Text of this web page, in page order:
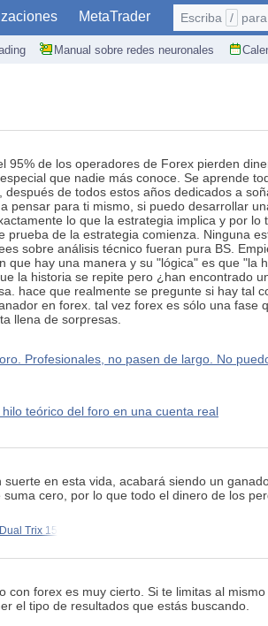
MetaTrader
Manual sobre redes neuronales
Escriba /
95% de los operadores de Forex pierden
que nadie más conoce. Se aprende
de todos estos años dedicados a
pensar para ti mismo, si puedo desarrollar
lo que la estrategia implica y por
de la estrategia comienza. Ninguna
sobre análisis técnico fueran pura BS.
hay una manera y su "lógica" es que
la historia se repite pero ¿han encontrado
hace que realmente se pregunte si hay tal
en forex. tal vez forex es sólo una fase
llena de sorpresas.
Profesionales, no pasen de largo. No
teórico del foro en una cuenta real
en esta vida, acabará siendo un
cero, por lo que todo el dinero de los
Trix 15
forex es muy cierto. Si te limitas al
el tipo de resultados que estás buscando.